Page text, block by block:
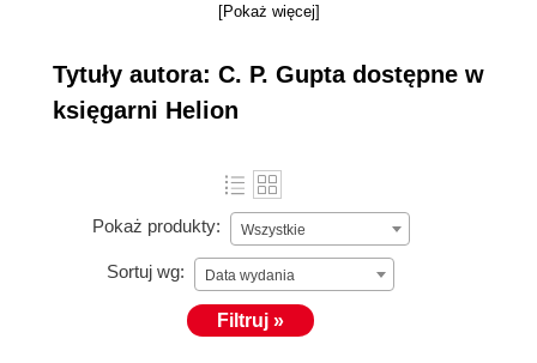
[Pokaż więcej]
Tytuły autora: C. P. Gupta dostępne w
księgarni Helion
Pokaż produkty: Wszystkie
Sortuj wg: Data wydania
Filtruj »